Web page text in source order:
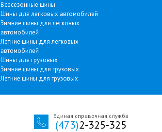
Всесезонные шины
Шины для легковых автомобилей
Зимние шины для легковых
автомобилей
Летние шины для легковых
автомобилей
Шины для грузовых
Зимние шины для грузовых
Летние шины для грузовых
Единая справочная служба
(473)2-325-325